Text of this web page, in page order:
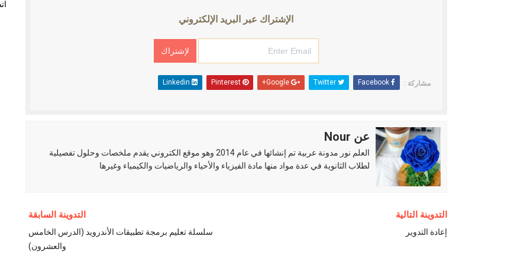
الإشتراك عبر البريد الإلكتروني
مشاركة : Facebook
Twitter
Google+
Pinterest
عن Nour
العلم نور مدونة عربية تم إنشائها في عام 2014 وهو موقع الكتروني يقدم ملخصات وحلول تفصيلية
لطلاب الثانوية في عدة مواد منها مادة الفيزياء والأحياء والرياضيات والكيمياء وغيرها
التدوينة التالية
إعادة التدوير
التدوينة السابقة
سلسلة تعليم برمجة تطبيقات الأندرويد (الدرس الخامس
والعشرون)